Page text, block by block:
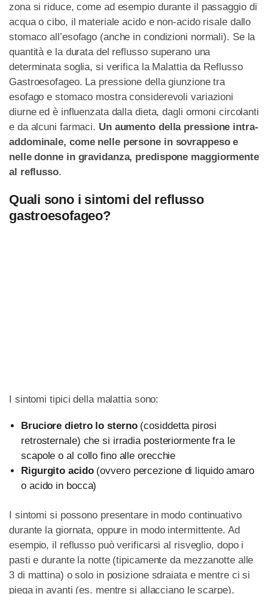
zona si riduce, come ad esempio durante il passaggio di
acqua o cibo, il materiale acido e non-acido risale dallo
stomaco all’esofago (anche in condizioni normali). Se la
quantità e la durata del reflusso superano una
determinata soglia, si verifica la Malattia da Reflusso
Gastroesofageo. La pressione della giunzione tra
esofago e stomaco mostra considerevoli variazioni
diurne ed è influenzata dalla dieta, dagli ormoni circolanti
e da alcuni farmaci. Un aumento della pressione intra-
addominale, come nelle persone in sovrappeso e
nelle donne in gravidanza, predispone maggiormente
al reflusso.
Quali sono i sintomi del reflusso
gastroesofageo?
I sintomi tipici della malattia sono:
Bruciore dietro lo sterno(cosiddetta pirosi
retrosternale) che si irradia posteriormente fra le
scapole o al collo fino alle orecchie
Rigurgito acido(ovvero percezione di liquido amaro
o acido in bocca)
I sintomi si possono presentare in modo continuativo
durante la giornata, oppure in modo intermittente. Ad
esempio, il reflusso può verificarsi al risveglio, dopo i
pasti e durante la notte (tipicamente da mezzanotte alle
3 di mattina) o solo in posizione sdraiata e mentre ci si
piega in avanti (es. mentre si allacciano le scarpe).